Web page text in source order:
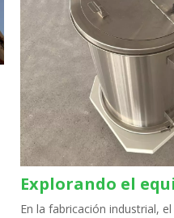
En la fabricación industrial,